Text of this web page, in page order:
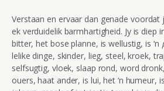
Verstaan en ervaar dan genade voordat
ek verduidelik barmhartigheid. Jy is diep
bitter, het bose planne, is wellustig, is ‘n
lelike dinge, skinder, lieg, steel, kroek,
selfsugtig, vloek, slaap rond, word
ouers, haat ander, is lui, het ‘n humeur,